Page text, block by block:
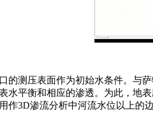
的测压表面作为初始水条件。与
水平衡和相应的渗透。为此，地
作3D渗流分析中河流水位以上的边